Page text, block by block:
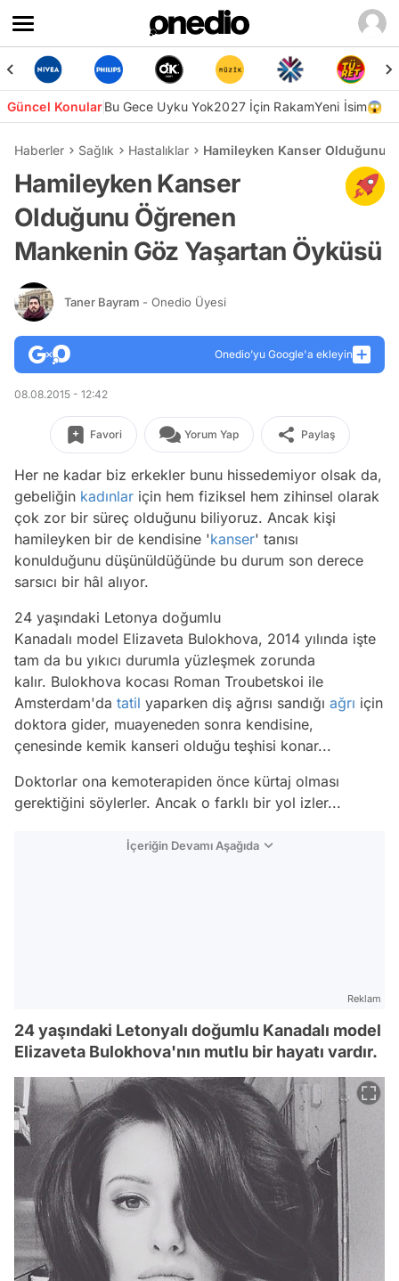
Güncel KonularBu Gece Uyku Yok2027 İçin RakamYeni İsim😱
Haberler Sağlık Hastalıklar Hamileyken Kanser Olduğunu
Hamileyken Kanser
Olduğunu Öğrenen
Mankenin Göz Yaşartan Öyküsü
Taner Bayram - Onedio Üyesi
Onedio’yu Google'a ekleyin
08.08.2015 - 12:42
Favori Yorum Yap Paylaş
Her ne kadar biz erkekler bunu hissedemiyor olsak da,
gebeliğin kadınlar için hem fiziksel hem zihinsel olarak
çok zor bir süreç olduğunu biliyoruz. Ancak kişi
hamileyken bir de kendisine 'kanser' tanısı
konulduğunu düşünüldüğünde bu durum son derece
sarsıcı bir hâl alıyor.
24 yaşındaki Letonya doğumlu
Kanadalı model Elizaveta Bulokhova, 2014 yılında işte
tam da bu yıkıcı durumla yüzleşmek zorunda
kalır. Bulokhova kocası Roman Troubetskoi ile
Amsterdam'da tatil yaparken diş ağrısı sandığı ağrı için
doktora gider, muayeneden sonra kendisine,
çenesinde kemik kanseri olduğu teşhisi konar...
Doktorlar ona kemoterapiden önce kürtaj olması
gerektiğini söylerler. Ancak o farklı bir yol izler...
İçeriğin Devamı Aşağıda
Reklam
24 yaşındaki Letonyalı doğumlu Kanadalı model
Elizaveta Bulokhova'nın mutlu bir hayatı vardır.